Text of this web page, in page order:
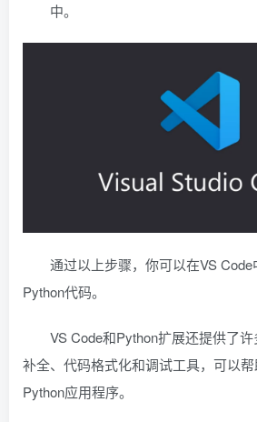
中。
通过以上步骤，你可以在VS
Python代码。
VS Code和Python扩展还提供了
补全、代码格式化和调试工具，可以
Python应用程序。